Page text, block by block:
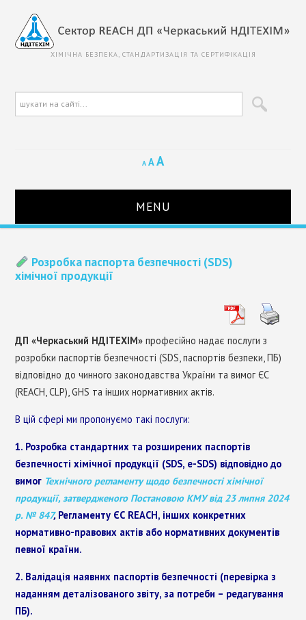
ХІМІЧНА БЕЗПЕКА, СТАНДАРТИЗАЦІЯ ТА СЕРТИФІКАЦІЯ
A A A
MENU
ПРО СЕКТОР REACH
СТАНДАРТИЗАЦІЯ
КОНТАКТИ
Розробка паспорта безпечності (SDS)
хімічної продукції
ДП «Черкаський НДІТЕХІМ» професійно надає послуги з
розробки паспортів безпечності (SDS, паспортів безпеки, ПБ)
відповідно до чинного законодавства України та вимог ЄС
(REACH, CLP), GHS та інших нормативних актів.
В цій сфері ми пропонуємо такі послуги:
1. Розробка стандартних та розширених паспортів
безпечності хімічної продукції (SDS, e-SDS) відповідно до
вимог Технічного регламенту щодо безпечності хімічної
продукції, затвердженого Постановою КМУ від 23 липня 2024
р. № 847, Регламенту ЄС REACH, інших конкретних
нормативно-правових актів або нормативних документів
певної країни.
2. Валідація наявних паспортів безпечності (перевірка з
наданням деталізованого звіту, за потреби – редагування
ПБ).